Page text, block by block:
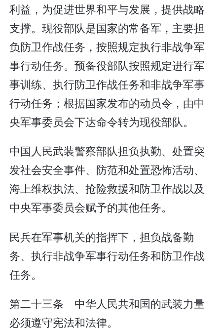
利益，为促进世界和平与发展，提供战略
支撑。现役部队是国家的常备军，主要担
负防卫作战任务，按照规定执行非战争军
事行动任务。预备役部队按照规定进行军
事训练、执行防卫作战任务和非战争军事
行动任务；根据国家发布的动员令，由中
央军事委员会下达命令转为现役部队。
中国人民武装警察部队担负执勤、处置突
发社会安全事件、防范和处置恐怖活动、
海上维权执法、抢险救援和防卫作战以及
中央军事委员会赋予的其他任务。
民兵在军事机关的指挥下，担负战备勤
务、执行非战争军事行动任务和防卫作战
任务。
第二十三条 中华人民共和国的武装力量
必须遵守宪法和法律。